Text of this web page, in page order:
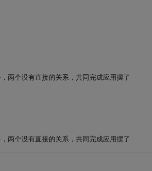
两个没有直接的关系，共同完成应用摆了
两个没有直接的关系，共同完成应用摆了